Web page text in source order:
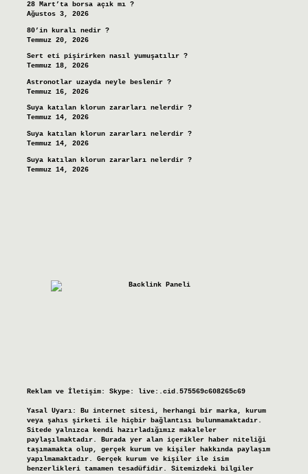
28 Mart’ta borsa açık mı ?
Ağustos 3, 2026
80’in kuralı nedir ?
Temmuz 20, 2026
Sert eti pişirirken nasıl yumuşatılır ?
Temmuz 18, 2026
Astronotlar uzayda neyle beslenir ?
Temmuz 16, 2026
Suya katılan klorun zararları nelerdir ?
Temmuz 14, 2026
Suya katılan klorun zararları nelerdir ?
Temmuz 14, 2026
Suya katılan klorun zararları nelerdir ?
Temmuz 14, 2026
Reklam ve İletişim: Skype: live:.cid.575569c608265c69
Yasal Uyarı:
Bu internet sitesi, herhangi bir marka, kurum
veya şahıs şirketi ile hiçbir bağlantısı bulunmamaktadır.
Sitede yalnızca kendi hazırladığımız makaleler
paylaşılmaktadır. Burada yer alan içerikler haber niteliği
taşımamakta olup, gerçek kurum ve kişiler hakkında paylaşım
yapılmamaktadır. Gerçek kurum ve kişiler ile isim
benzerlikleri tamamen tesadüfidir. Sitemizdeki bilgiler